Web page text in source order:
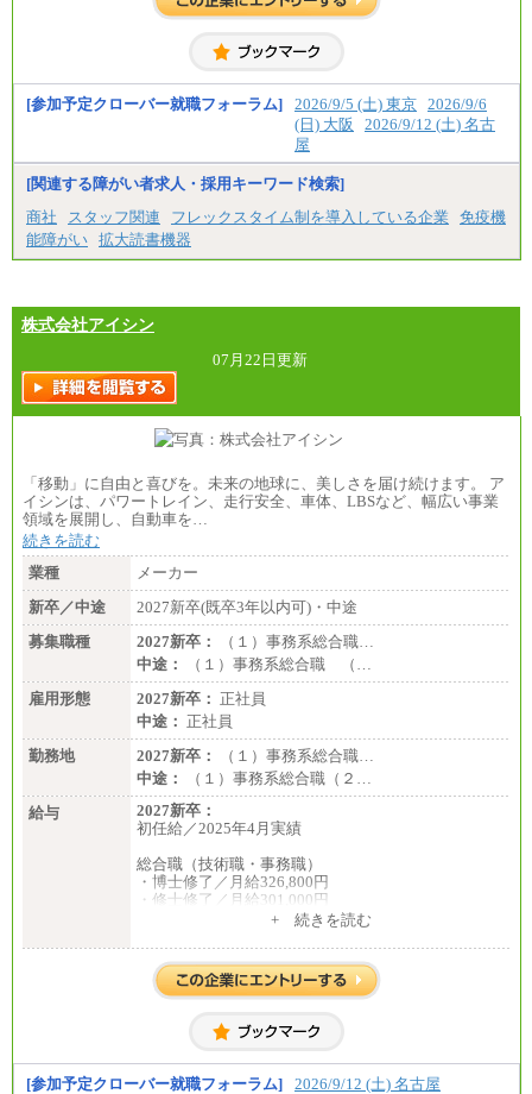
[参加予定クローバー就職フォーラム] 2026/9/5 (土) 東京 2026/9/6
(日) 大阪
2026/9/12 (土) 名古
屋
[関連する障がい者求人・採用キーワード検索]
商社
スタッフ関連 フレックスタイム制を導入している企業
免疫機
能障がい 拡大読書機器
株式会社アイシン
07月22日更新
「移動」に自由と喜びを。未来の地球に、美しさを届け続けます。 ア
イシンは、パワートレイン、走行安全、車体、LBSなど、幅広い事業
領域を展開し、自動車を…
続きを読む
業種
メーカー
新卒／中途
2027新卒(既卒3年以内可)・中途
募集職種
2027新卒：
（１）事務系総合職…
中途：
（１）事務系総合職 （…
雇用形態
2027新卒： 正社員
中途： 正社員
勤務地
2027新卒：
（１）事務系総合職…
中途：
（１）事務系総合職（２…
給与
2027新卒：
初任給／2025年4月実績
総合職（技術職・事務職）
・博士修了／月給326,800円
・修士修了／月給301,000円
・大学卒／月給282,000円
・高専卒（本科）／月給256,000円
一般事務職
・高専卒（専攻科）／月給206,400円
・高専卒（本科）月給197,800円
・短大卒／月給197,800円
・専門卒（2年）／月給197,800円
+ 続きを読む
[参加予定クローバー就職フォーラム] 2026/9/12 (土) 名古屋